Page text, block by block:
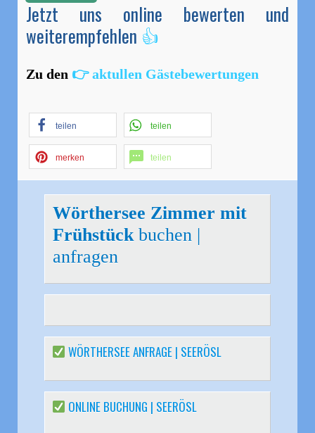
Jetzt uns online bewerten und
weiterempfehlen 👍
Zu den 👉 aktullen Gästebewertungen
teilen teilen
merken teilen
Wörthersee Zimmer mit
Frühstückbuchen |
anfragen
WÖRTHERSEE ANFRAGE | SEERÖSL
ONLINE BUCHUNG | SEERÖSL